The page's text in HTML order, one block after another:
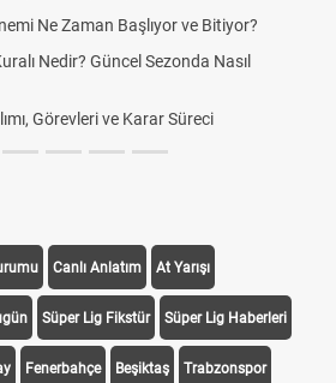
Ne Zaman Başlıyor ve Bitiyor?
Nedir? Güncel Sezonda Nasıl
Görevleri ve Karar Süreci
Canlı Anlatım At Yarışı
Süper Lig Fikstür Süper Lig Haberleri
Fenerbahçe Beşiktaş Trabzonspor